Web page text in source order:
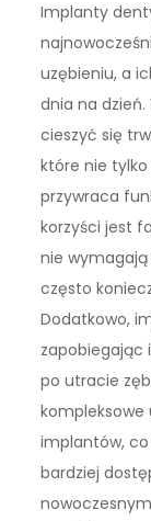
Implanty
uzębieniu, a
dnia na
cieszyć się
które nie
przywraca
korzyści jest
nie
często
Dodatkowo,
zapobiegając
po utracie
kompleksowe
implantów,
bardziej